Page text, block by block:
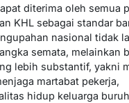
diterima oleh semua
KHL sebagai standar
nasional tidak
semata, melainkan
lebih substantif, yakni
martabat pekerja,
hidup keluarga